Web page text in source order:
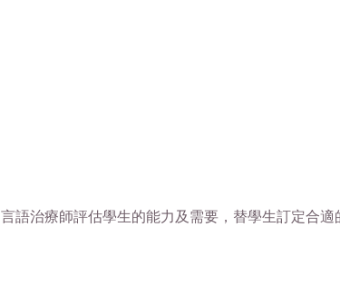
語治療師評估學生的能力及需要，替學生訂定合適